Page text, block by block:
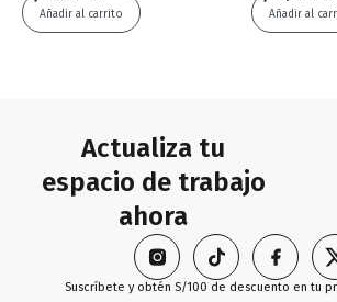
Añadir al carrito Añadir al
Actualiza tu
espacio de trabajo
ahora
Suscríbete y obtén S/100 de descuento en tu